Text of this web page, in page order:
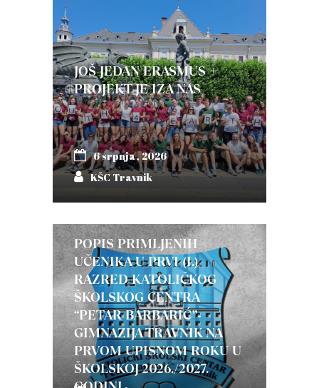
JOŠ JEDAN ERASMUS +
PROJEKT JE IZA NAS
6 srpnja, 2026
KŠC Travnik
POPIS PRIMLJENIH
UČENIKA U PRVI (I.)
RAZRED KATOLIČKOG
ŠKOLSKOG CENTRA
“PETAR BARBARIĆ”-
GIMNAZIJA TRAVNIK NA
PRVOM UPISNOM ROKU U
ŠKOLSKOJ 2026./2027.